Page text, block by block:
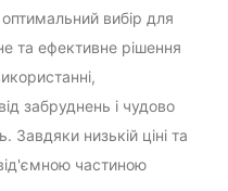
вибір для
та ефективне рішення
забруднень і чудово
Завдяки низькій ціні та
частиною